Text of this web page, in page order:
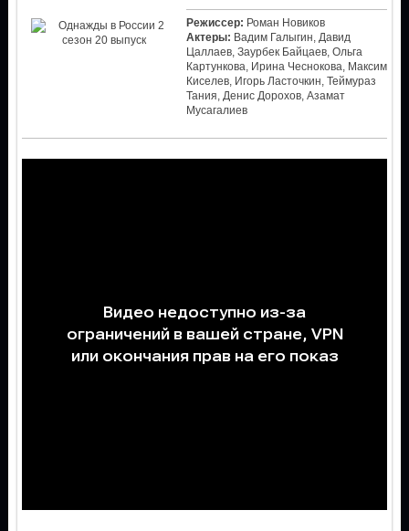
Режиссер: Роман Новиков
Актеры: Вадим Галыгин, Давид
Цаллаев, Заурбек Байцаев, Ольга
Картункова, Ирина Чеснокова, Максим
Киселев, Игорь Ласточкин, Теймураз
Тания, Денис Дорохов, Азамат
Мусагалиев